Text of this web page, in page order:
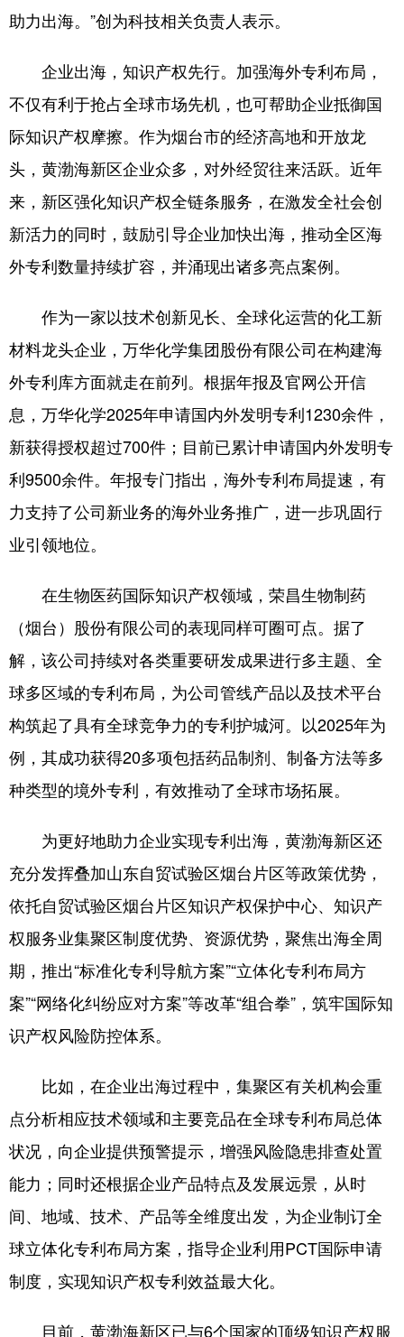
文娱 融媒秀 地市
English Español Français عربى
Русский язык 日本語 한국어
Deutsch Português
助力出海。”创为科技相关负责人表示。
企业出海，知识产权先行。加强海外专利布局，
不仅有利于抢占全球市场先机，也可帮助企业抵御国
际知识产权摩擦。作为烟台市的经济高地和开放龙
头，黄渤海新区企业众多，对外经贸往来活跃。近年
来，新区强化知识产权全链条服务，在激发全社会创
新活力的同时，鼓励引导企业加快出海，推动全区海
外专利数量持续扩容，并涌现出诸多亮点案例。
作为一家以技术创新见长、全球化运营的化工新
材料龙头企业，万华化学集团股份有限公司在构建海
外专利库方面就走在前列。根据年报及官网公开信
息，万华化学2025年申请国内外发明专利1230余件，
新获得授权超过700件；目前已累计申请国内外发明专
利9500余件。年报专门指出，海外专利布局提速，有
力支持了公司新业务的海外业务推广，进一步巩固行
业引领地位。
在生物医药国际知识产权领域，荣昌生物制药
（烟台）股份有限公司的表现同样可圈可点。据了
解，该公司持续对各类重要研发成果进行多主题、全
球多区域的专利布局，为公司管线产品以及技术平台
构筑起了具有全球竞争力的专利护城河。以2025年为
例，其成功获得20多项包括药品制剂、制备方法等多
种类型的境外专利，有效推动了全球市场拓展。
为更好地助力企业实现专利出海，黄渤海新区还
充分发挥叠加山东自贸试验区烟台片区等政策优势，
依托自贸试验区烟台片区知识产权保护中心、知识产
权服务业集聚区制度优势、资源优势，聚焦出海全周
期，推出“标准化专利导航方案”“立体化专利布局方
案”“网络化纠纷应对方案”等改革“组合拳”，筑牢国际知
识产权风险防控体系。
比如，在企业出海过程中，集聚区有关机构会重
点分析相应技术领域和主要竞品在全球专利布局总体
状况，向企业提供预警提示，增强风险隐患排查处置
能力；同时还根据企业产品特点及发展远景，从时
间、地域、技术、产品等全维度出发，为企业制订全
球立体化专利布局方案，指导企业利用PCT国际申请
制度，实现知识产权专利效益最大化。
目前，黄渤海新区已与6个国家的顶级知识产权服